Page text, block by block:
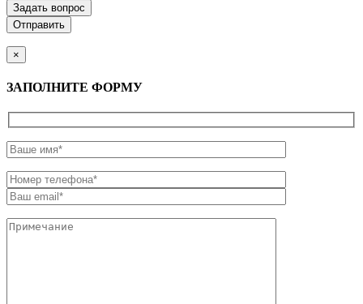
Задать вопрос
×
ЗАПОЛНИТЕ ФОРМУ